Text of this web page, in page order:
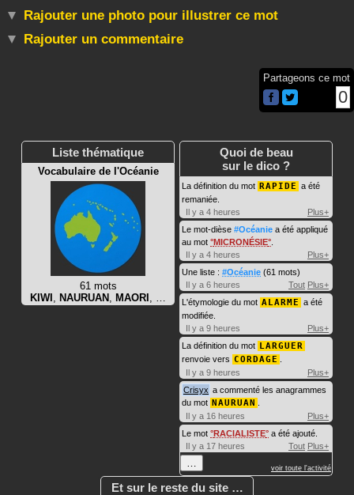
Rajouter une photo pour illustrer ce mot
Rajouter un commentaire
Partageons ce mot
0
Liste thématique
Vocabulaire de l'Océanie
61 mots
KIWI NAURUAN MAORI
Quoi de beau
sur le dico ?
La définition du mot RAPIDE a été
remaniée.
Il y a 4 heures
Plus+
Le mot-dièse #Océanie a été appliqué
au mot MICRONÉSIE
Il y a 4 heures
Plus+
Une liste : #Océanie (61 mots)
Il y a 6 heures
Tout Plus+
L'étymologie du mot ALARME a été
modifiée.
Il y a 9 heures
Plus+
La définition du mot LARGUER
renvoie vers CORDAGE
Il y a 9 heures
Plus+
Crisyx a commenté les anagrammes
du mot NAURUAN
Il y a 16 heures
Plus+
Le mot RACIALISTE a été ajouté.
Il y a 17 heures
Tout Plus+
voir toute l'activité
Et sur le reste du site …